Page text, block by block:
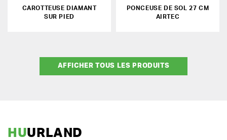
CAROTTEUSE DIAMANT
SUR PIED
PONCEUSE DE SOL 27 CM
AIRTEC
AFFICHER TOUS LES PRODUITS
HUURLAND